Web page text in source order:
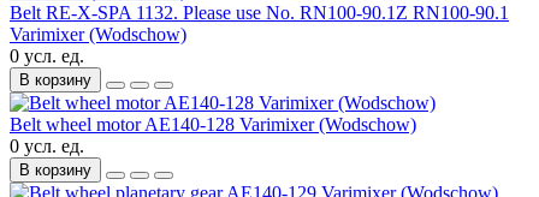
Belt RE-X-SPA 1132. Please use No. RN100-90.1Z RN100-90.1
Varimixer (Wodschow)
0 усл. ед.
В корзину
Belt wheel motor AE140-128 Varimixer (Wodschow)
0 усл. ед.
В корзину